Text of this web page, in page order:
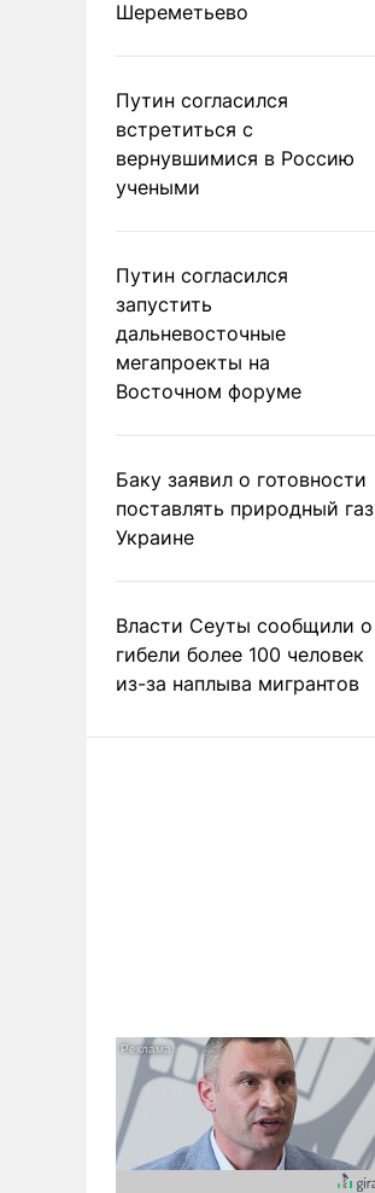
Шереметьево
Путин согласился
встретиться с
вернувшимися в Россию
учеными
Путин согласился
запустить
дальневосточные
мегапроекты на
Восточном форуме
Баку заявил о готовности
поставлять природный газ
Украине
Власти Сеуты сообщили о
гибели более 100 человек
из-за наплыва мигрантов